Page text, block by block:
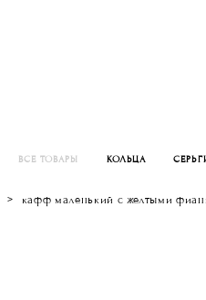
ВСЕ ТОВАРЫ КОЛЬЦА
> кафф маленький с желтыми